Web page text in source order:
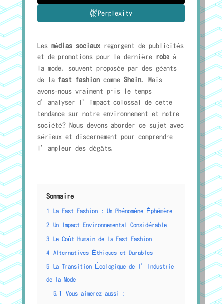
Perplexity
Les médias sociauxregorgent de publicités
et de promotions pour la dernière robeà
la mode, souvent proposée par des géants
de la fast fashioncomme Shein. Mais
avons-nous vraiment pris le temps
d’analyser l’impact colossal de cette
tendance sur notre environnement et notre
société? Nous devons aborder ce sujet avec
sérieux et discernement pour comprendre
l’ampleur des dégâts.
Sommaire
1 La Fast Fashion : Un Phénomène Éphémère
2 Un Impact Environnemental Considérable
3 Le Coût Humain de la Fast Fashion
4 Alternatives Éthiques et Durables
5
La Transition Écologique de l’Industrie
de la Mode
5.1 Vous aimerez aussi :